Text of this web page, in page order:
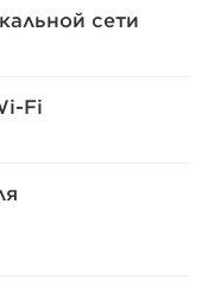
сети
Fi